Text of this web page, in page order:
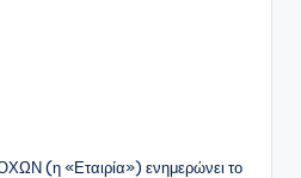
(η «Εταιρία») ενημερώνει το